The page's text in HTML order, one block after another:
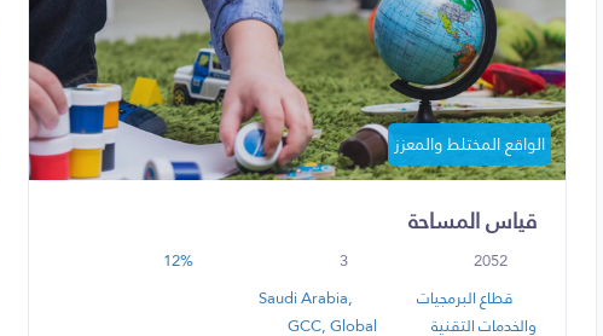
الواقع المختلط والمعزز
قياس المساحة
2052
3
12%
قطاع البرمجيات
والخدمات التقنية
Saudi Arabia,
GCC, Global